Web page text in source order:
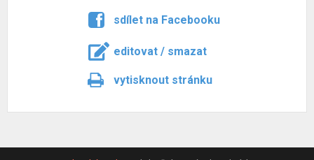
sdílet na Facebooku
editovat / smazat
vytisknout stránku